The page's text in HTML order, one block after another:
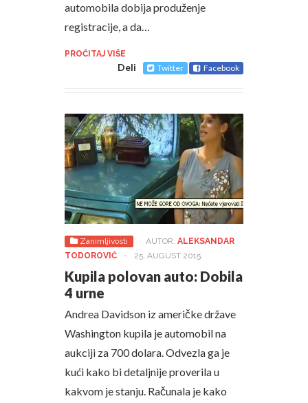
automobila dobija produženje
registracije, a da…
PROČITAJ VIŠE
Deli Twitter Facebook
Zanimljivosti AUTOR: ALEKSANDAR
TODOROVIĆ
- 25. AUGUST 2015.
Kupila polovan auto: Dobila
4 urne
Andrea Davidson iz američke države
Washington kupila je automobil na
aukciji za 700 dolara. Odvezla ga je
kući kako bi detaljnije proverila u
kakvom je stanju. Računala je kako